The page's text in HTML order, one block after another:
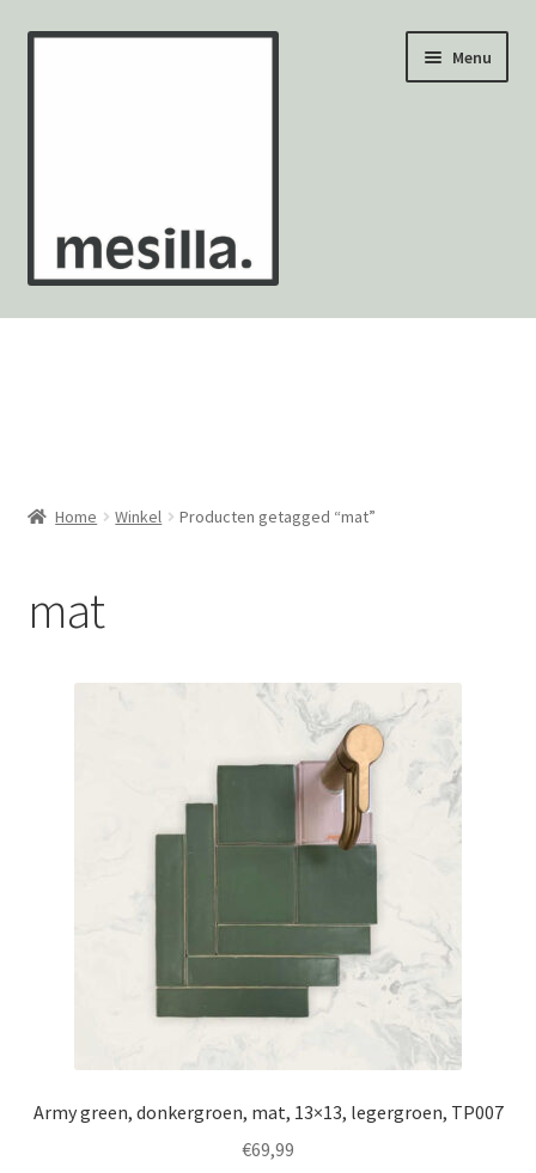
Ga
Ga
Menu
Wandtegels
Mozaïekvellen
Contact
Home Winkel Producten getagged “mat”
mat
Army green, donkergroen, mat, 13×13, legergroen, TP007
€69,99